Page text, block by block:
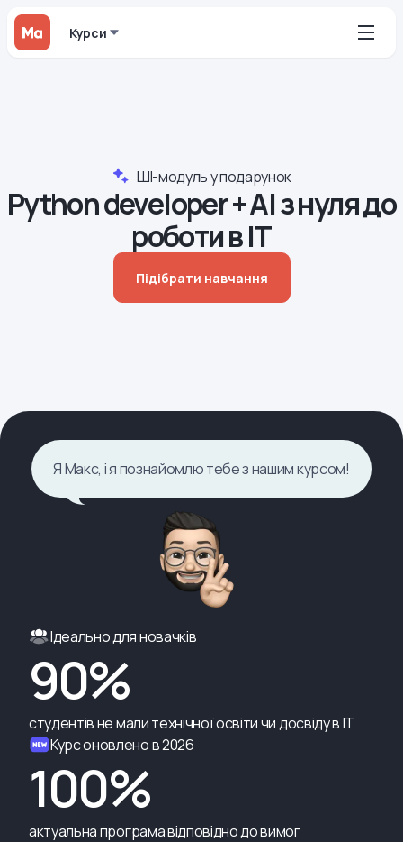
Курси
ШІ-модуль у подарунок
Python developer + AI з нуля до
роботи в IT
Підібрати навчання
Я Макс, і я познайомлю тебе з нашим курсом!
Ідеально для новачків
90%
студентів не мали технічної освіти чи досвіду в ІТ
Курс оновлено в 2026
100%
актуальна програма відповідно до вимог